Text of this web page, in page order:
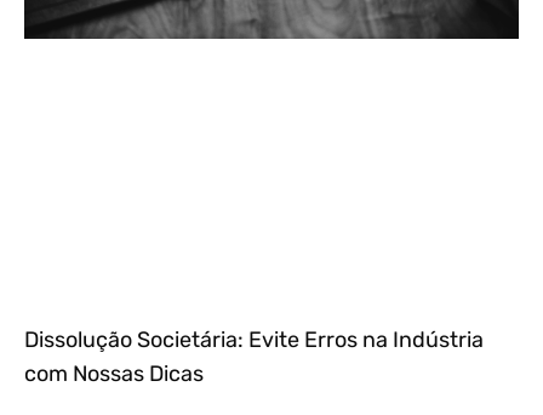
Dissolução Societária: Evite Erros na Indústria
com Nossas Dicas